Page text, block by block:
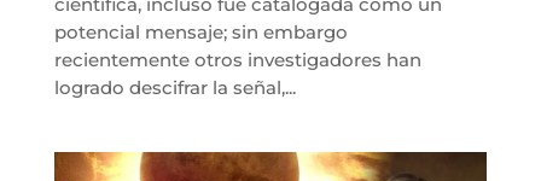
científica, incluso fue catalogada como un
potencial mensaje; sin embargo
recientemente otros investigadores han
logrado descifrar la señal,...